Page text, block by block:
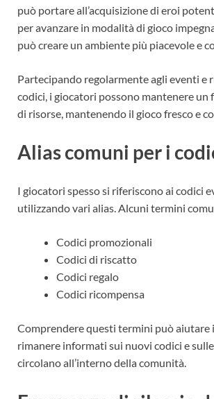
può portare all’acquisizione di eroi
per avanzare in modalità di gioco
può creare un ambiente più piacevole e
Partecipando regolarmente agli eventi e
codici, i giocatori possono mantenere un
di risorse, mantenendo il gioco fresco e
Alias comuni per i
I giocatori spesso si riferiscono ai codici
utilizzando vari alias. Alcuni termini
Codici promozionali
Codici di riscatto
Codici regalo
Codici ricompensa
Comprendere questi termini può aiutare
rimanere informati sui nuovi codici e
circolano all’interno della comunità.